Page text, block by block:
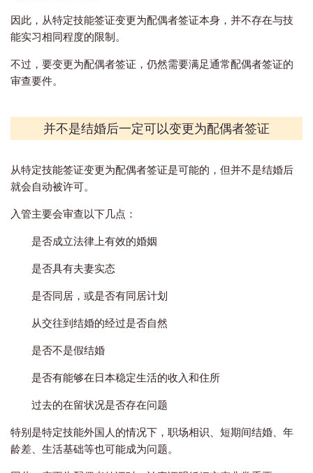
因此，从特定技能签证变更为配偶者签证本身，并不存在与技
能实习相同程度的限制。
不过，要变更为配偶者签证，仍然需要满足通常配偶者签证的
审查要件。
并不是结婚后一定可以变更为配偶者签证
从特定技能签证变更为配偶者签证是可能的，但并不是结婚后
就会自动被许可。
入管主要会审查以下几点：
是否成立法律上有效的婚姻
是否具有夫妻实态
是否同居，或是否有同居计划
从交往到结婚的经过是否自然
是否不是假结婚
是否有能够在日本稳定生活的收入和住所
过去的在留状况是否存在问题
特别是特定技能外国人的情况下，职场相识、短期间结婚、年
龄差、生活基础等也可能成为问题。